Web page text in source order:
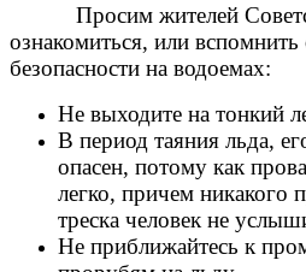
Просим жителей
ознакомиться, или
безопасности на водоемах:
Не выходите на тонкий
В период таяния льда,
опасен, потому как
легко, причем никакого
треска человек не
Не приближайтесь к